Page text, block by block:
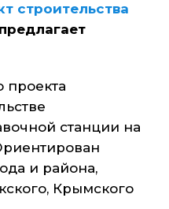
строительства
предлагает
проекта
станции на
и района,
Крымского